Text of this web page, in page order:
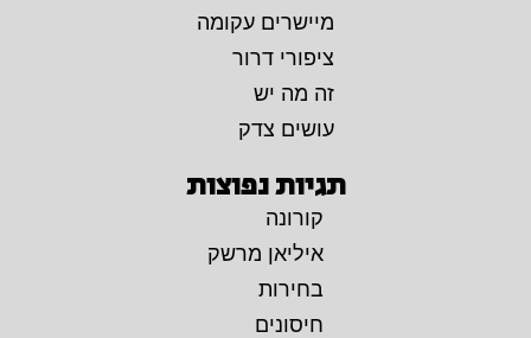
מיישרים עקומה
ציפורי דרור
זה מה יש
עושים צדק
תגיות נפוצות
קורונה
איליאן מרשק
בחירות
חיסונים